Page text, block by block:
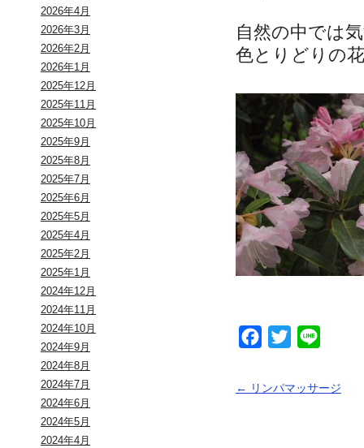
2026年4月
2026年3月
2026年2月
2026年1月
2025年12月
2025年11月
2025年10月
2025年9月
2025年8月
2025年7月
2025年6月
2025年5月
2025年4月
2025年2月
2025年1月
2024年12月
2024年11月
2024年10月
2024年9月
2024年8月
2024年7月
2024年6月
2024年5月
2024年4月
自然の中では
色とりどりの
Facebook
Twitter
← リンパマッサージ